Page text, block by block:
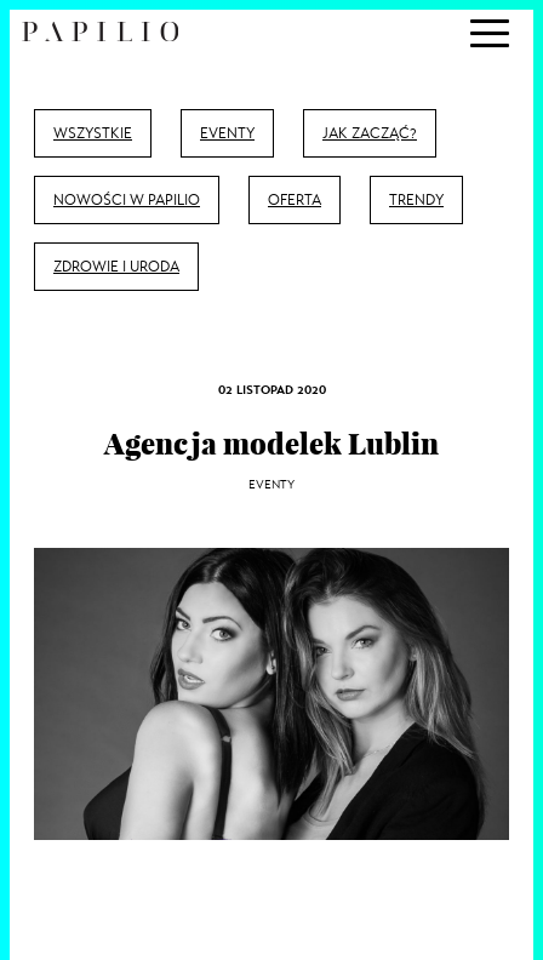
WSZYSTKIE EVENTY JAK ZACZĄĆ?
NOWOŚCI W PAPILIO OFERTA TRENDY
ZDROWIE I URODA
02 LISTOPAD 2020
Agencja modelek Lublin
EVENTY